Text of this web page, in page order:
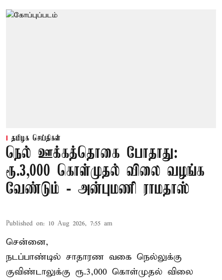
தமிழக செய்திகள்
நெல் ஊக்கத்தொகை போதாது:
ரூ.3,000 கொள்முதல் விலை வழங்க
வேண்டும் - அன்புமணி ராமதாஸ்
Published on: 10 Aug 2026, 7:55 am
சென்னை,
நடப்பாண்டில் சாதாரண வகை நெல்லுக்கு
குவிண்டாலுக்கு ரூ.3,000 கொள்முதல் விலை